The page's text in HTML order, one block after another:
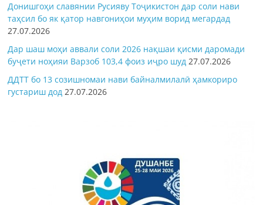
Донишгоҳи славянии Русияву Тоҷикистон дар соли нави
таҳсил бо як қатор навгониҳои муҳим ворид мегардад
27.07.2026
Дар шаш моҳи аввали соли 2026 нақшаи қисми даромади
буҷети ноҳияи Варзоб 103,4 фоиз иҷро шуд 27.07.2026
ДДТТ бо 13 созишномаи нави байналмилалӣ ҳамкориро
густариш дод 27.07.2026